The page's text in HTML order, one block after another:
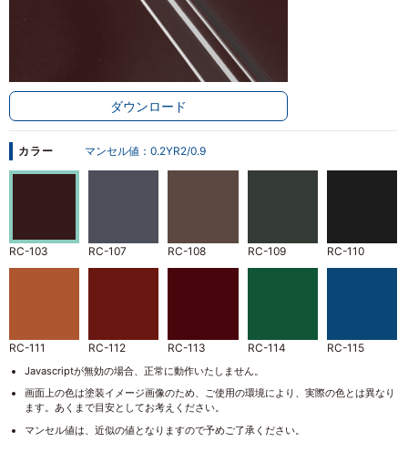
ダウンロード
カラー マンセル値： 0.2YR2/0.9
RC-103 RC-107 RC-108 RC-109 RC-110
RC-111 RC-112 RC-113 RC-114 RC-115
Javascriptが無効の場合、正常に動作いたしません。
画面上の色は塗装イメージ画像のため、ご使用の環境により、実際の色とは異なり
ます。あくまで目安としてお考えください。
マンセル値は、近似の値となりますので予めご了承ください。